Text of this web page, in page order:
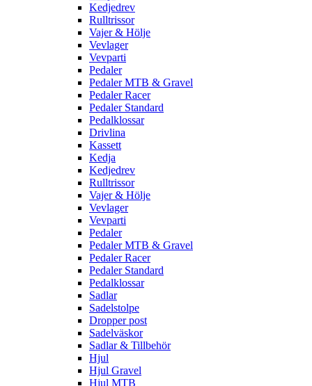
Kedjedrev
Rulltrissor
Vajer & Hölje
Vevlager
Vevparti
Pedaler
Pedaler MTB & Gravel
Pedaler Racer
Pedaler Standard
Pedalklossar
Drivlina
Kassett
Kedja
Kedjedrev
Rulltrissor
Vajer & Hölje
Vevlager
Vevparti
Pedaler
Pedaler MTB & Gravel
Pedaler Racer
Pedaler Standard
Pedalklossar
Sadlar
Sadelstolpe
Dropper post
Sadelväskor
Sadlar & Tillbehör
Hjul
Hjul Gravel
Hjul MTB